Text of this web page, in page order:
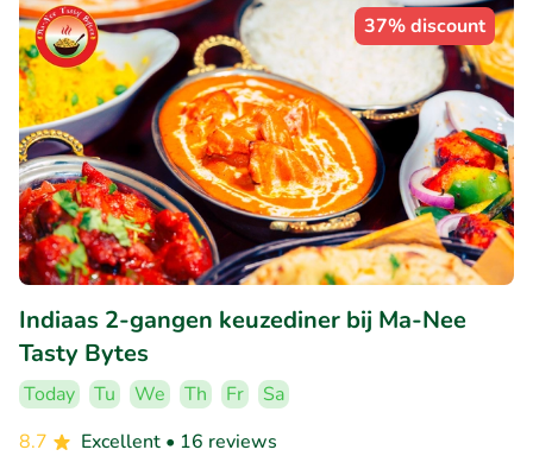
37% discount
Indiaas 2-gangen keuzediner bij Ma-Nee
Tasty Bytes
Today Tu We Th Fr
Sa
8.7
Excellent • 16 reviews